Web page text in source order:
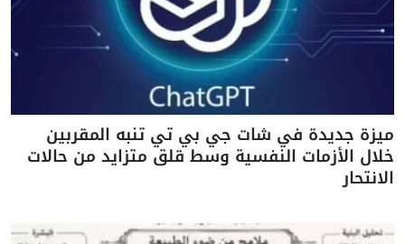
ميزة جديدة في شات جي بي تي تنبه المقربين
خلال الأزمات النفسية وسط قلق متزايد من حالات
الانتحار